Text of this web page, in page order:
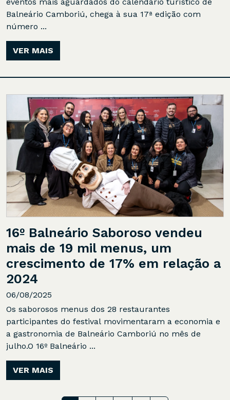
Balneário Camboriú, chega à sua 17ª edição com
número ...
VER MAIS
16º Balneário Saboroso vendeu
mais de 19 mil menus, um
crescimento de 17% em relação a
2024
06/08/2025
Os saborosos menus dos 28 restaurantes
participantes do festival movimentaram a economia e
a gastronomia de Balneário Camboriú no mês de
julho.O 16º Balneário ...
VER MAIS